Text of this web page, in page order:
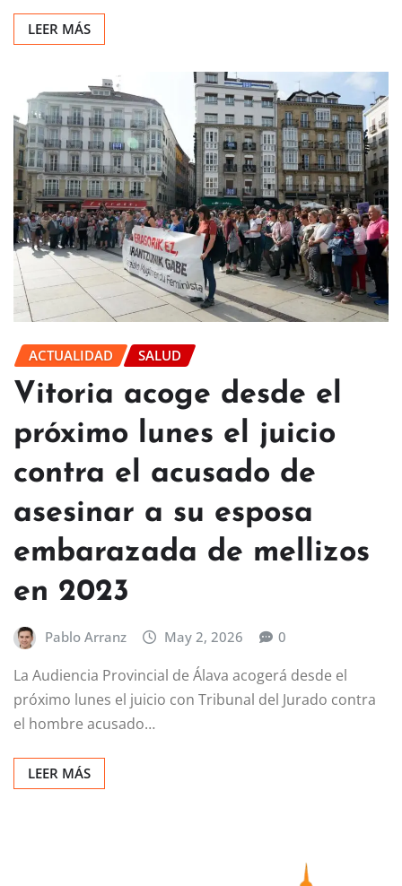
LEER MÁS
ACTUALIDAD SALUD
Vitoria acoge desde el
próximo lunes el juicio
contra el acusado de
asesinar a su esposa
embarazada de mellizos
en 2023
Pablo Arranz May 2, 2026 0
La Audiencia Provincial de Álava acogerá desde el
próximo lunes el juicio con Tribunal del Jurado contra
el hombre acusado…
LEER MÁS